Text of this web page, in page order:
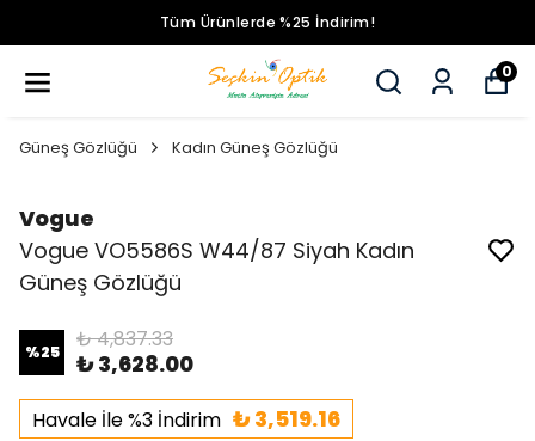
Tüm Ürünlerde %25 İndirim!
0
Güneş Gözlüğü Kadın Güneş Gözlüğü
Vogue
Vogue VO5586S W44/87 Siyah Kadın
Güneş Gözlüğü
%25 ₺ 4,837.33
₺ 3,628.00
Havale İle %3 İndirim ₺ 3,519.16